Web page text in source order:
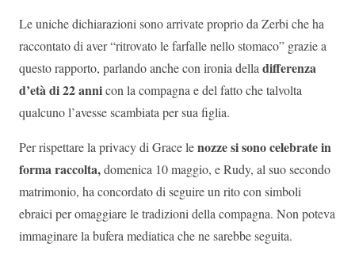
Le uniche dichiarazioni sono arrivate proprio da Zerbi che ha
raccontato di aver “ritrovato le farfalle nello stomaco” grazie a
questo rapporto, parlando anche con ironia delladifferenza
d’età di 22 annicon la compagna e del fatto che talvolta
qualcuno l’avesse scambiata per sua figlia.
Per rispettare la privacy di Grace lenozze si sono celebrate in
forma raccolta,domenica 10 maggio, e Rudy, al suo secondo
matrimonio, ha concordato di seguire un rito con simboli
ebraici per omaggiare le tradizioni della compagna. Non poteva
immaginare la bufera mediatica che ne sarebbe seguita.